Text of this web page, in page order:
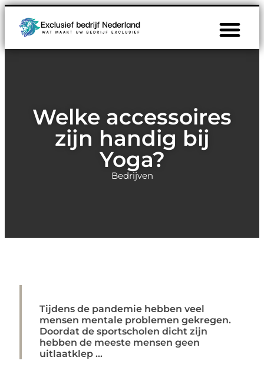
Welke accessoires
zijn handig bij
Yoga?
Bedrijven
Tijdens de pandemie hebben veel
mensen mentale problemen gekregen.
Doordat de sportscholen dicht zijn
hebben de meeste mensen geen
uitlaatklep ...